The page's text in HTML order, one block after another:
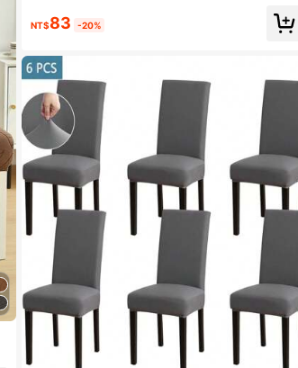
NT$83 -20%